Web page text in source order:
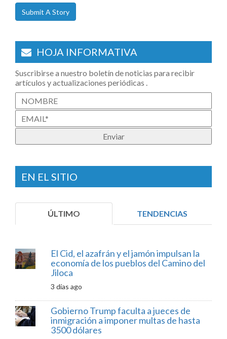
Submit A Story
HOJA INFORMATIVA
Suscribirse a nuestro boletín de noticias para recibir
artículos y actualizaciones periódicas .
EN EL SITIO
ÚLTIMO TENDENCIAS
El Cid, el azafrán y el jamón impulsan la
economía de los pueblos del Camino del
Jiloca
3 días ago
Gobierno Trump faculta a jueces de
inmigración a imponer multas de hasta
3500 dólares